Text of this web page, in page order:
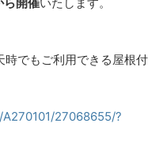
ら開催いたします。
時でもご利用できる屋根付
27068655/?